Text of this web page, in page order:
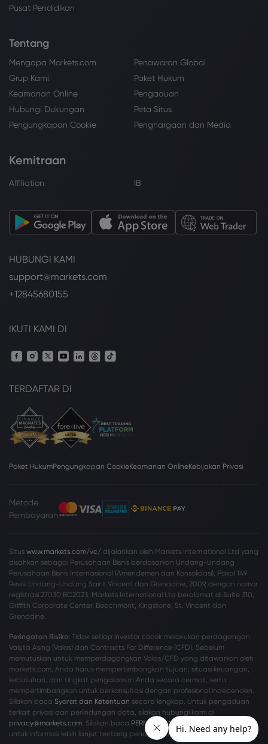
Pusat Pendidikan
Tentang
Mengapa Markets.com
Penawaran Global
Grup Kami
Paket Hukum
Keamanan Online
Pengaduan
Hubungi Dukungan
Peta Situs
Pengungkapan Cookie
Penghargaan dan Media
Kemitraan
Affiliation IB
HUBUNGI KAMI
support@markets.com
+12845680155
IKUTI KAMI DI
TERDAFTAR DI
Paket HukumPengungkapan CookieKeamanan OnlineKebijakan Privasi
Metode
Pembayaran
Situs www.markets.com/vc/ dijalankan oleh Markets International Ltd yang
disahkan sebagai Perusahaan Bisnis berdasarkan Undang-Undang
Perusahaan Bisnis Internasional (Amendemen dan Konsolidasi), Pasal 149
Revisi Undang-Undang Saint Vincent dan Grenadine, 2009, dengan nomor
registrasi 27030 BC2023. Markets International Ltd beralamat di Suite 310,
Griffith Corporate Center, Beachmont, Kingstone, St. Vincent dan
Grenadine.
Peringatan Risiko: Tidak setiap investor cocok melakukan perdagangan
Valuta Asing (Valas) dan Contracts For Difference (CFD). Sebelum
memutuskan untuk memperdagangkan Valas/CFD yang ditawarkan oleh
markets.com, Anda harus mempertimbangkan tujuan, situasi keuangan,
kebutuhan, dan tingkat pengalaman Anda secara cermat, serta
mempertimbangkan untuk berkonsultasi dengan profesional independen.
Silakan baca Syarat dan Ketentuan secara lengkap. Untuk pengaduan
terkait privasi dan perlindungan data, silakan hubungi kami di
privacy@markets.com . Silakan baca PERNYATAAN KEBIJAKAN PRIVASI
untuk informasi lebih lanjut tentang penanganan data pribadi.